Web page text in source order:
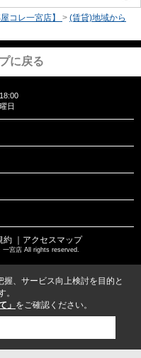
コレ一宮店】 > (賃貸)地域から
に戻る
日
約 ｜アクセスマップ
宮店 All rights reserved.
、サービス向上検討を目的と
。
」 をご確認ください。